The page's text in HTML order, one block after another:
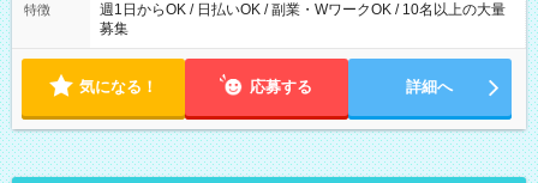
特徴
週1日からOK / 日払いOK / 副業・WワークOK / 10名以上の大量
募集
気になる！ 応募する 詳細へ